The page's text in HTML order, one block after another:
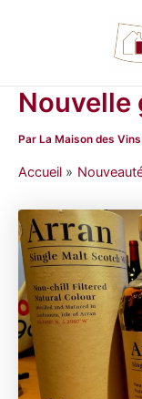
Nouvelle
Par La Maison des Vins
Accueil